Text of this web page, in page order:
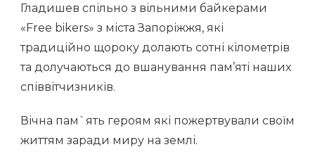
Гладишев спільно з вільними байкерами
«Free bikers» з міста Запоріжжя, які
традиційно щороку долають сотні кілометрів
та долучаються до вшанування пам’яті наших
співвітчизників.
Вічна пам`ять героям які пожертвували своїм
життям заради миру на землі.